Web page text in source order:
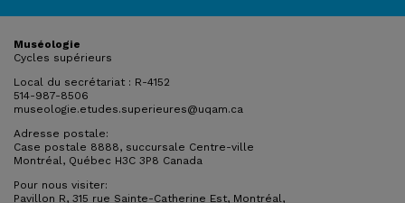
Muséologie
Cycles supérieurs
Local du secrétariat : R-4152
514-987-8506
museologie.etudes.superieures@uqam.ca
Adresse postale:
Case postale 8888, succursale Centre-ville
Montréal, Québec H3C 3P8 Canada
Pour nous visiter:
Pavillon R, 315 rue Sainte-Catherine Est, Montréal,